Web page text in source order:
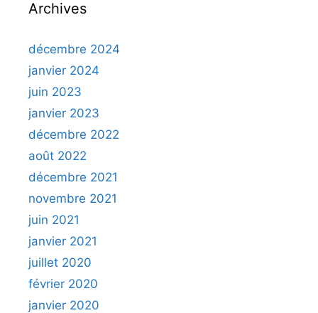
Archives
décembre 2024
janvier 2024
juin 2023
janvier 2023
décembre 2022
août 2022
décembre 2021
novembre 2021
juin 2021
janvier 2021
juillet 2020
février 2020
janvier 2020